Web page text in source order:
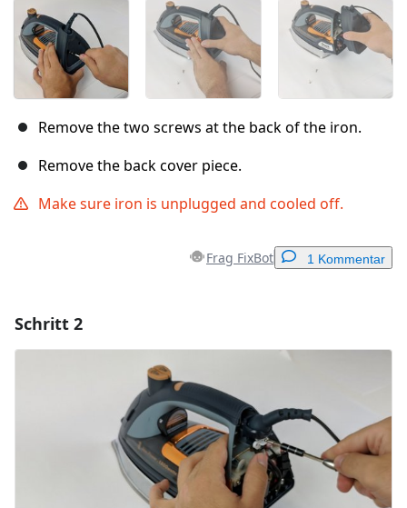
Remove the two screws at the back of the iron.
Remove the back cover piece.
Make sure iron is unplugged and cooled off.
Frag FixBot 1 Kommentar
Kommentar hinzufügen
Abbrechen Kommentieren
Schritt 2